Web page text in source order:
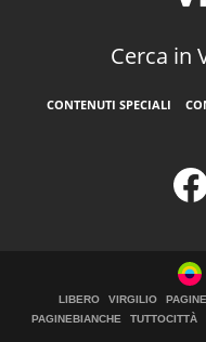
Cerca in
CONTENUTI SPECIALI
LIBERO VIRGILIO
PAGINEBIANCHE
TUTTOCITTÀ